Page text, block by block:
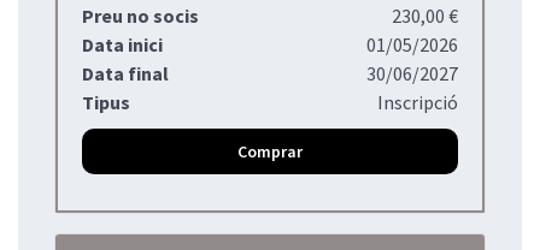
Preu no socis
230,00 €
Data inici
01/05/2026
Data final
30/06/2027
Tipus
Inscripció
Comprar